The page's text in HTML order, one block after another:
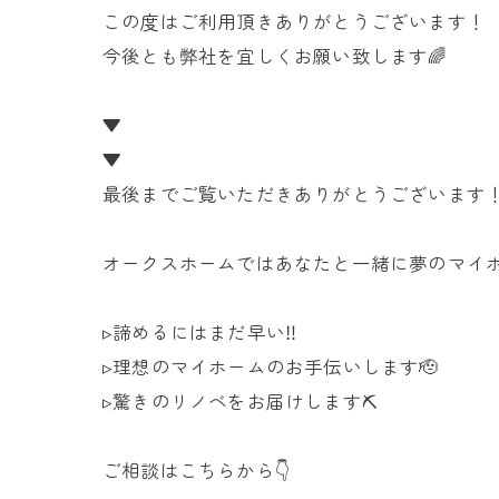
この度はご利用頂きありがとうございます！
今後とも弊社を宜しくお願い致します🌈
▼
▼
最後までご覧いただきありがとうございます！
オークスホームではあなたと一緒に夢のマイ
▹諦めるにはまだ早い‼
▹理想のマイホームのお手伝いします🫡
▹驚きのリノベをお届けします⛏
ご相談はこちらから👇